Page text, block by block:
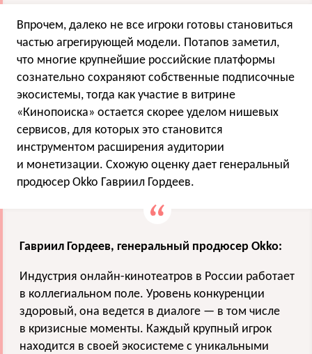
Впрочем, далеко не все игроки готовы становиться
частью агрегирующей модели. Потапов заметил,
что многие крупнейшие российские платформы
сознательно сохраняют собственные подписочные
экосистемы, тогда как участие в витрине
«Кинопоиска» остается скорее уделом нишевых
сервисов, для которых это становится
инструментом расширения аудитории
и монетизации. Схожую оценку дает генеральный
продюсер Okko Гавриил Гордеев.
Гавриил Гордеев, генеральный продюсер Okko:
Индустрия онлайн-кинотеатров в России работает
в коллегиальном поле. Уровень конкуренции
здоровый, она ведется в диалоге — в том числе
в кризисные моменты. Каждый крупный игрок
находится в своей экосистеме с уникальными